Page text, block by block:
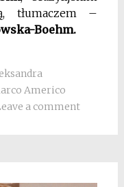
tłumaczem –
Boehm.
Americo
a comment